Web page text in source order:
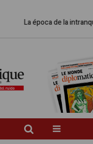
La época de la intranquilidad